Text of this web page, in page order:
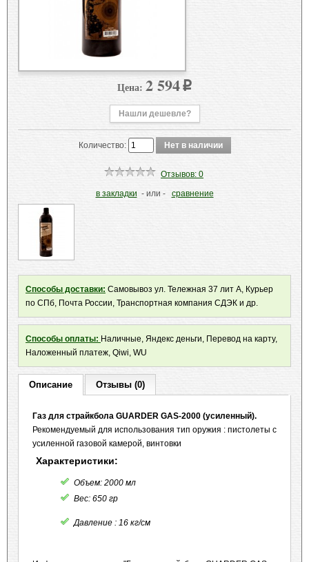
Цена: 2 594 p
Нашли дешевле?
Количество:
Отзывов: 0
в закладки - или - сравнение
Способы доставки: Самовывоз ул. Тележная 37 лит А, Курьер
по СПб, Почта России, Транспортная компания СДЭК и др.
Способы оплаты: Наличные, Яндекс деньги, Перевод на карту,
Наложенный платеж, Qiwi, WU
Описание Отзывы (0)
Газ для страйкбола GUARDER GAS-2000 (усиленный).
Рекомендуемый для использования тип оружия : пистолеты с
усиленной газовой камерой, винтовки
Характеристики:
Объем: 2000 мл
Вес: 650 гр
Давление : 16 кг/см